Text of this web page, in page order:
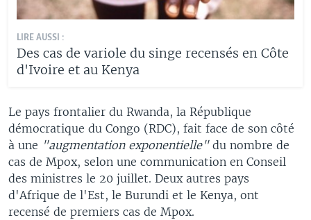
LIRE AUSSI :
Des cas de variole du singe recensés en Côte
d'Ivoire et au Kenya
Le pays frontalier du Rwanda, la République
démocratique du Congo (RDC), fait face de son côté
à une "augmentation exponentielle"du nombre de
cas de Mpox, selon une communication en Conseil
des ministres le 20 juillet. Deux autres pays
d'Afrique de l'Est, le Burundi et le Kenya, ont
recensé de premiers cas de Mpox.